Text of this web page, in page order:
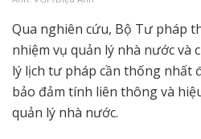
Qua nghiên cứu, Bộ Tư pháp
nhiệm vụ quản lý nhà nước và
lý lịch tư pháp cần thống nhất
bảo đảm tính liên thông và
quản lý nhà nước.